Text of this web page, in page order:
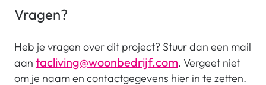
Vragen?
Heb je vragen over dit project? Stuur dan een mail
aan tacliving@woonbedrijf.com. Vergeet niet
om je naam en contactgegevens hier in te zetten.